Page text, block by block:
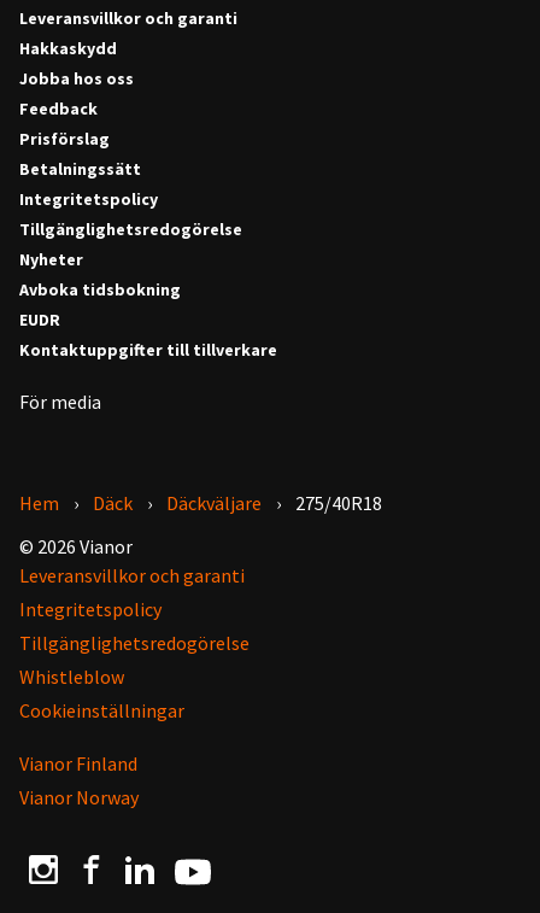
Leveransvillkor och garanti
Hakkaskydd
Jobba hos oss
Feedback
Prisförslag
Betalningssätt
Integritetspolicy
Tillgänglighetsredogörelse
Nyheter
Avboka tidsbokning
EUDR
Kontaktuppgifter till tillverkare
För media
Hem Däck Däckväljare
275/40R18
© 2026 Vianor
Leveransvillkor och garanti
Integritetspolicy
Tillgänglighetsredogörelse
Whistleblow
Cookieinställningar
Vianor Finland
Vianor Norway